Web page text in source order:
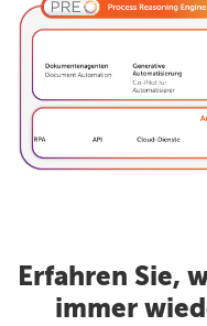
Erfahren Sie,
immer